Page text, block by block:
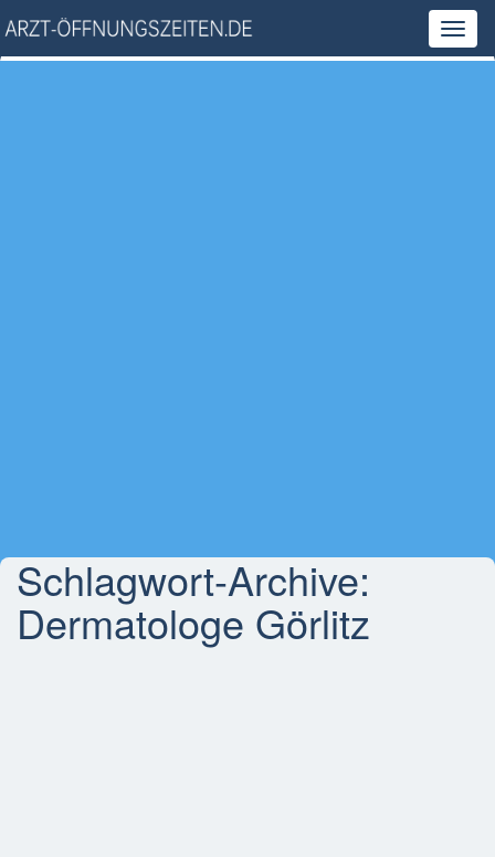
Schlagwort-Archive:
Dermatologe Görlitz